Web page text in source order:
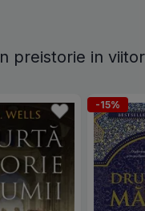
preistorie in viitor
-15%